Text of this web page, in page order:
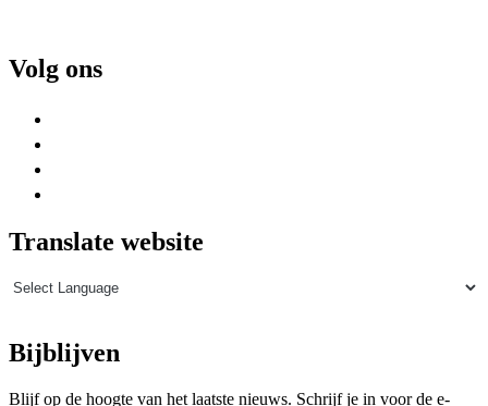
Volg ons
Translate website
Bijblijven
Blijf op de hoogte van het laatste nieuws. Schrijf je in voor de e-